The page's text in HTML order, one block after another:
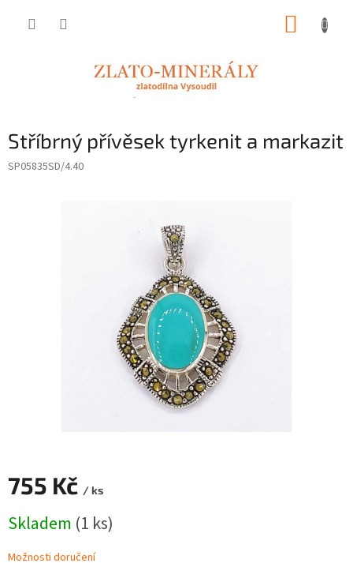
Stříbrný přívěsek tyrkenit a markazit
SP05835SD/4.40
755 Kč / ks
cena:
Skladem (1 ks)
Možnosti doručení